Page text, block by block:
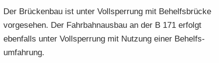
Der Brü­cken­bau ist unter Voll­sper­rung mit Be­helfs­brü­cke
vor­ge­se­hen. Der Fahr­bahn­aus­bau an der B 171 er­folgt
eben­falls unter Voll­sper­rung mit Nut­zung einer Be­helfs­
um­fah­rung.